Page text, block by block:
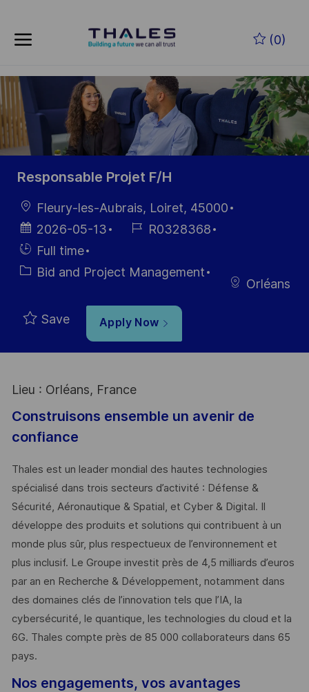
(0)
-
Responsable Projet F/H
LocationFleury-les-Aubrais, Loiret, 45000
Posted
Date
2026-05-13
Job R0328368
Hiring
Type
Full time
CategoryBid and Project Management
Orléans
Save Apply Now
Lieu : Orléans, France
Construisons ensemble un avenir de
confiance
Thales est un leader mondial des hautes technologies
spécialisé dans trois secteurs d’activité : Défense &
Sécurité, Aéronautique & Spatial, et Cyber & Digital. Il
développe des produits et solutions qui contribuent à un
monde plus sûr, plus respectueux de l’environnement et
plus inclusif. Le Groupe investit près de 4,5 milliards d’euros
par an en Recherche & Développement, notamment dans
des domaines clés de l’innovation tels que l’IA, la
cybersécurité, le quantique, les technologies du cloud et la
6G. Thales compte près de 85 000 collaborateurs dans 65
pays. ​
Nos engagements, vos avantages